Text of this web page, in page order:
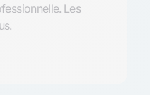
Les